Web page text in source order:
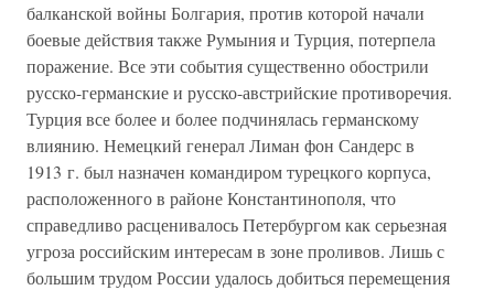
балканской войны Болгария, против которой начали
боевые действия также Румыния и Турция, потерпела
поражение. Все эти события существенно обострили
русско-германские и русско-австрийские противоречия.
Турция все более и более подчинялась германскому
влиянию. Немецкий генерал Лиман фон Сандерс в
1913 г. был назначен командиром турецкого корпуса,
расположенного в районе Константинополя, что
справедливо расценивалось Петербургом как серьезная
угроза российским интересам в зоне проливов. Лишь с
большим трудом России удалось добиться перемещения